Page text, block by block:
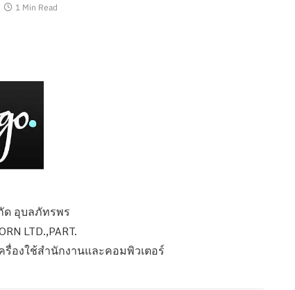
1 Min Read
ด อุบลภัทรพร
LTD.,PART.
องใช้สำนักงานและคอมพิวเตอร์